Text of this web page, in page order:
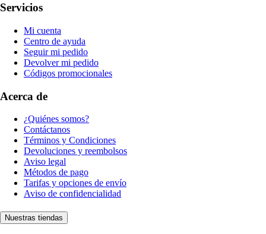
Servicios
Mi cuenta
Centro de ayuda
Seguir mi pedido
Devolver mi pedido
Códigos promocionales
Acerca de
¿Quiénes somos?
Contáctanos
Términos y Condiciones
Devoluciones y reembolsos
Aviso legal
Métodos de pago
Tarifas y opciones de envío
Aviso de confidencialidad
Nuestras tiendas